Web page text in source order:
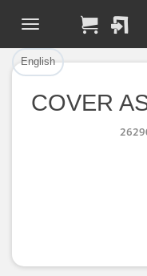
English
COVER
بنجاح.